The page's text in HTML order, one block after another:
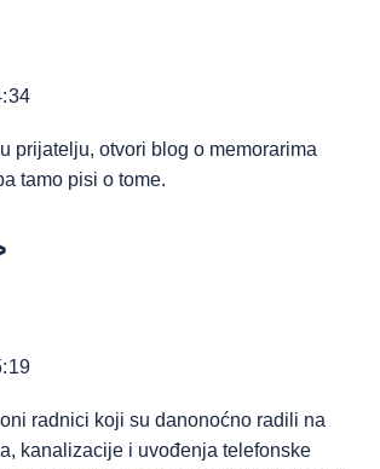
prijatelju, otvori blog o memorarima
tamo pisi o tome.
radnici koji su danonoćno radili na
kanalizacije i uvođenja telefonske